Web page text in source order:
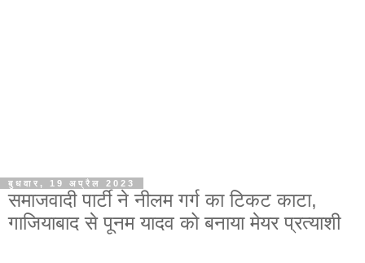
बुधवार, 19 अप्रैल 2023
समाजवादी पार्टी ने नीलम गर्ग का टिकट काटा,
गाजियाबाद से पूनम यादव को बनाया मेयर प्रत्याशी